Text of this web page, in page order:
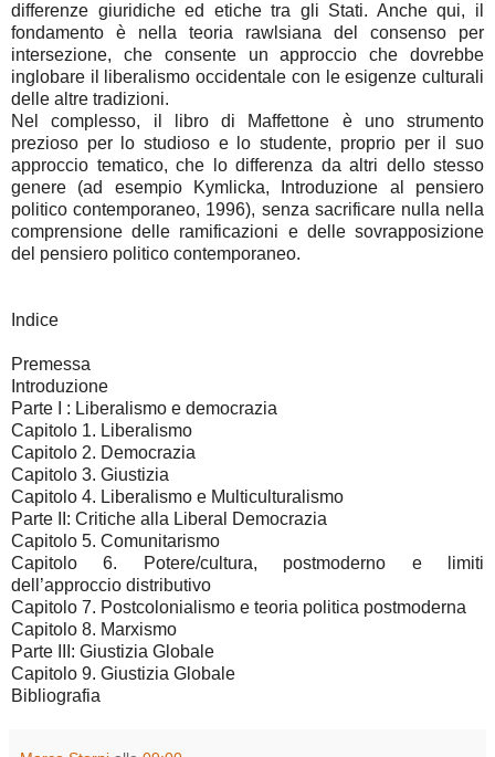
differenze giuridiche ed etiche tra gli Stati. Anche qui, il
fondamento è nella teoria rawlsiana del consenso per
intersezione, che consente un approccio che dovrebbe
inglobare il liberalismo occidentale con le esigenze culturali
delle altre tradizioni.
Nel complesso, il libro di Maffettone è uno strumento
prezioso per lo studioso e lo studente, proprio per il suo
approccio tematico, che lo differenza da altri dello stesso
genere (ad esempio Kymlicka, Introduzione al pensiero
politico contemporaneo, 1996), senza sacrificare nulla nella
comprensione delle ramificazioni e delle sovrapposizione
del pensiero politico contemporaneo.
Indice
Premessa
Introduzione
Parte I : Liberalismo e democrazia
Capitolo 1. Liberalismo
Capitolo 2. Democrazia
Capitolo 3. Giustizia
Capitolo 4. Liberalismo e Multiculturalismo
Parte II: Critiche alla Liberal Democrazia
Capitolo 5. Comunitarismo
Capitolo 6. Potere/cultura, postmoderno e limiti
dell’approccio distributivo
Capitolo 7. Postcolonialismo e teoria politica postmoderna
Capitolo 8. Marxismo
Parte III: Giustizia Globale
Capitolo 9. Giustizia Globale
Bibliografia